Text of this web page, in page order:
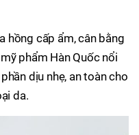
hồng cấp ẩm, cân bằng
phẩm Hàn Quốc nổi
dịu nhẹ, an toàn cho
da.